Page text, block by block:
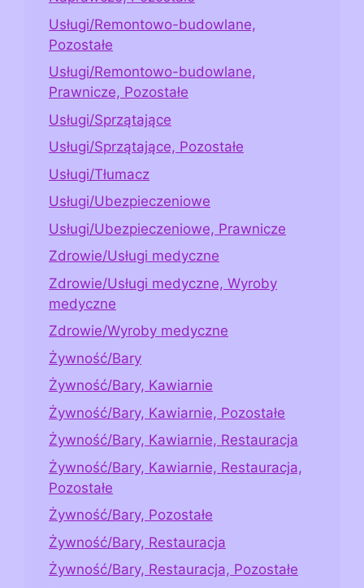
Usługi/Remontowo-budowlane,
Pozostałe
Usługi/Remontowo-budowlane,
Prawnicze, Pozostałe
Usługi/Sprzątające
Usługi/Sprzątające, Pozostałe
Usługi/Tłumacz
Usługi/Ubezpieczeniowe
Usługi/Ubezpieczeniowe, Prawnicze
Zdrowie/Usługi medyczne
Zdrowie/Usługi medyczne, Wyroby
medyczne
Zdrowie/Wyroby medyczne
Żywność/Bary
Żywność/Bary, Kawiarnie
Żywność/Bary, Kawiarnie, Pozostałe
Żywność/Bary, Kawiarnie, Restauracja
Żywność/Bary, Kawiarnie, Restauracja,
Pozostałe
Żywność/Bary, Pozostałe
Żywność/Bary, Restauracja
Żywność/Bary, Restauracja, Pozostałe